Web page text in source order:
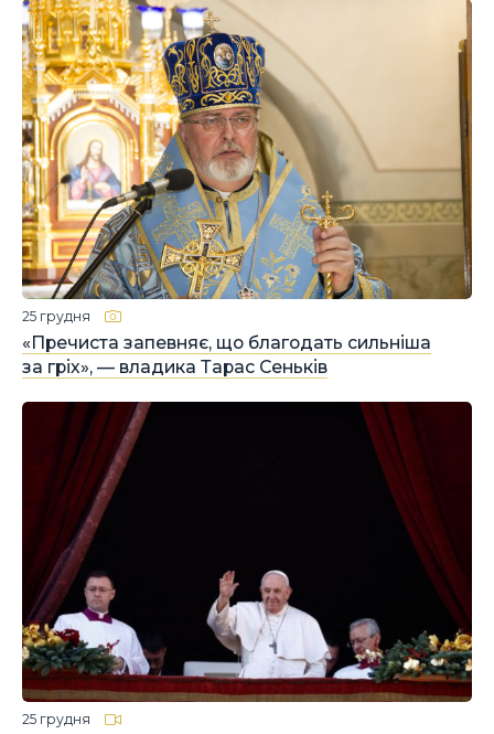
«Пречиста запевняє, що благодать сильніша
за гріх», — владика Тарас Сеньків
25 грудня
25 грудня